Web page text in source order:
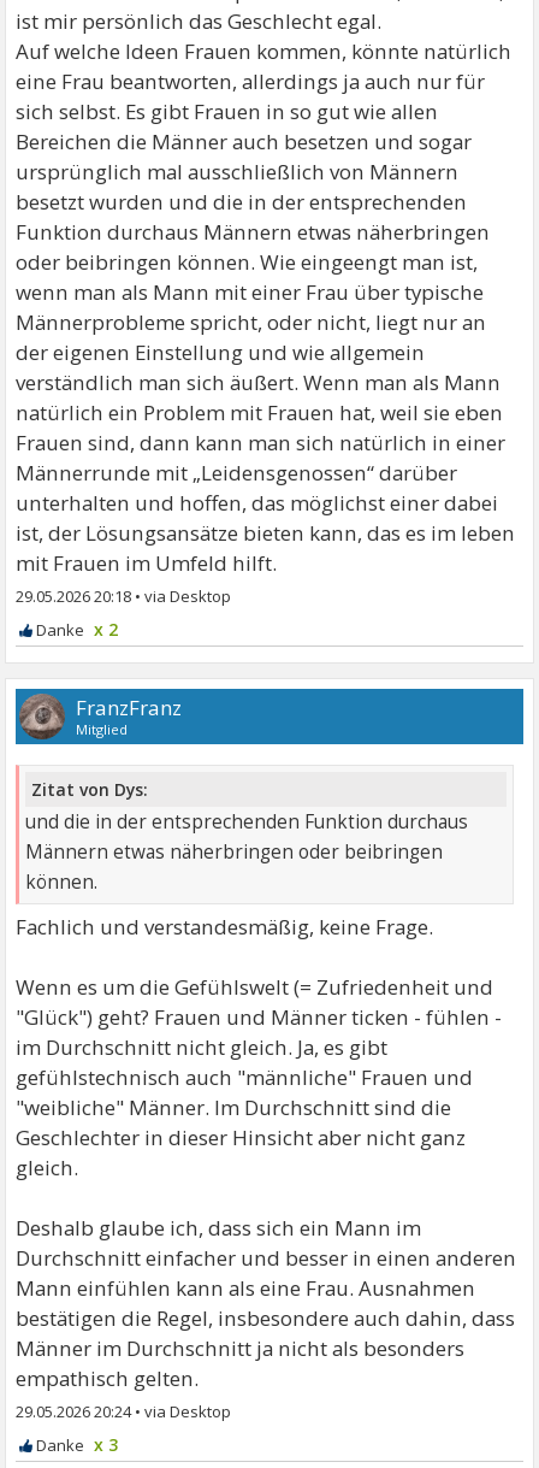
ist mir persönlich das Geschlecht egal.
Auf welche Ideen Frauen kommen, könnte natürlich
eine Frau beantworten, allerdings ja auch nur für
sich selbst. Es gibt Frauen in so gut wie allen
Bereichen die Männer auch besetzen und sogar
ursprünglich mal ausschließlich von Männern
besetzt wurden und die in der entsprechenden
Funktion durchaus Männern etwas näherbringen
oder beibringen können. Wie eingeengt man ist,
wenn man als Mann mit einer Frau über typische
Männerprobleme spricht, oder nicht, liegt nur an
der eigenen Einstellung und wie allgemein
verständlich man sich äußert. Wenn man als Mann
natürlich ein Problem mit Frauen hat, weil sie eben
Frauen sind, dann kann man sich natürlich in einer
Männerrunde mit „Leidensgenossen“ darüber
unterhalten und hoffen, das möglichst einer dabei
ist, der Lösungsansätze bieten kann, das es im leben
mit Frauen im Umfeld hilft.
29.05.2026 20:18 •
x 2
FranzFranz
Mitglied
Zitat von Dys:
und die in der entsprechenden Funktion durchaus
Männern etwas näherbringen oder beibringen
können.
Fachlich und verstandesmäßig, keine Frage.
Wenn es um die Gefühlswelt (= Zufriedenheit und
"Glück") geht? Frauen und Männer ticken - fühlen -
im Durchschnitt nicht gleich. Ja, es gibt
gefühlstechnisch auch "männliche" Frauen und
"weibliche" Männer. Im Durchschnitt sind die
Geschlechter in dieser Hinsicht aber nicht ganz
gleich.
Deshalb glaube ich, dass sich ein Mann im
Durchschnitt einfacher und besser in einen anderen
Mann einfühlen kann als eine Frau. Ausnahmen
bestätigen die Regel, insbesondere auch dahin, dass
Männer im Durchschnitt ja nicht als besonders
empathisch gelten.
29.05.2026 20:24•
x 3